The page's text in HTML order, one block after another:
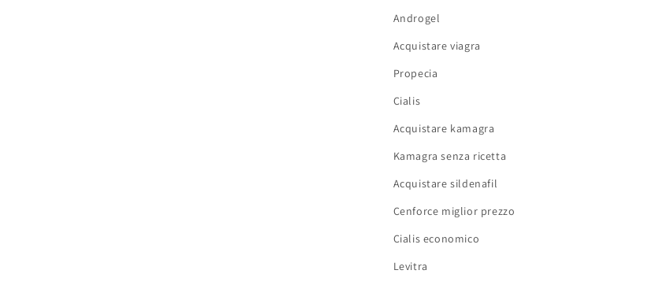
Androgel
Acquistare viagra
Propecia
Cialis
Acquistare kamagra
Kamagra senza ricetta
Acquistare sildenafil
Cenforce miglior prezzo
Cialis economico
Levitra